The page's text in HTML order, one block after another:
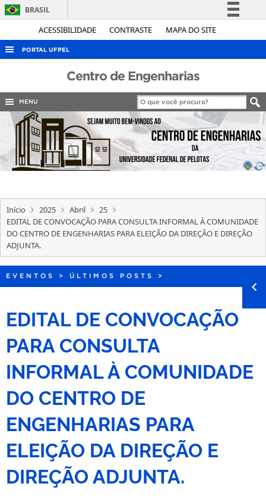
ACESSIBILIDADE CONTRASTE MAPA DO SITE
BRASIL
Simplifique!
Acesso à informação
Legislação
Canais
PORTAL UFPEL
COBALTO
CONCURSOS
EDITAIS
INTERNACIONAL
PORTARIAS
TELEFONES
Centro de Engenharias
MENU
Início 2025 Abril
25
EDITAL DE CONVOCAÇÃO PARA CONSULTA INFORMAL À COMUNIDADE
DO CENTRO DE ENGENHARIAS PARA ELEIÇÃO DA DIREÇÃO E DIREÇÃO
ADJUNTA.
EVENTOS > ÚLTIMOS POSTS >
EDITAL DE CONVOCAÇÃO
PARA CONSULTA
INFORMAL À COMUNIDADE
DO CENTRO DE
ENGENHARIAS PARA
ELEIÇÃO DA DIREÇÃO E
DIREÇÃO ADJUNTA.